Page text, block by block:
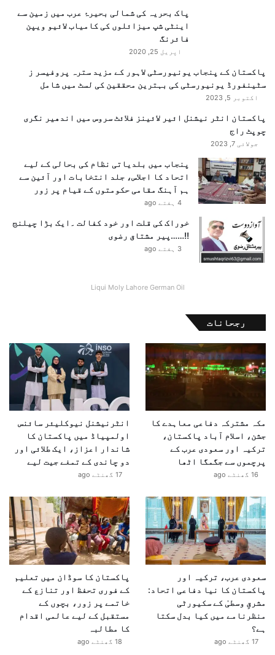
پاک بحریہ کی شمالی بحیرۂ عرب میں زمین سے
اینٹی شپ میزائلوں کی کامیاب لائیو ویپن
فائرنگ
اپریل 25, 2020
پاکستان کے پنجاب یونیورسٹی لاہور کے مزید سترہ پروفیسر ز
سٹینفورڈ یونیورسٹی کی بہترین محققین کی لسٹ میں شامل
اکتوبر 5, 2023
پاکستان انٹر نیشنل ائیر لائینز فلائٹ سروس میں اندھیر نگری
چوپٹ راج
جولائی 7, 2023
پنجاب میں بلدیاتی نظام کی بحالی کے لیے
اتحاد کا اجلاس، جلد انتخابات اور آئین سے
ہم آہنگ مقامی حکومتوں کے قیام پر زور
4 ہفتے ago
خوراک کی قلت اور خود کفالت ۔ایک بڑا چیلنج
!!……پیر مشتاق رضوی
3 ہفتے ago
Liqui Moly Lahore German Oil
رجحانات
مکہ مشترکہ دفاعی معاہدے کا
جشن، اسلام آباد پاکستان،
ترکیہ اور سعودی عرب کے
پرچموں سے جگمگا اٹھا
16 گھنٹے ago
انٹرنیشنل نیوکلیئر سائنس
اولمپیاڈ میں پاکستان کا
شاندار اعزاز، ایک طلائی اور
دو چاندی کے تمغے جیت لیے
17 گھنٹے ago
سعودی عرب، ترکیہ اور
پاکستان کا نیا دفاعی اتحاد:
مشرقِ وسطیٰ کے سکیورٹی
منظرنامے میں کیا بدل سکتا
ہے؟
17 گھنٹے ago
پاکستان کا سوڈان میں تعلیم
کے فوری تحفظ اور تنازع کے
خاتمے پر زور، بچوں کے
مستقبل کے لیے عالمی اقدام
کا مطالبہ
18 گھنٹے ago